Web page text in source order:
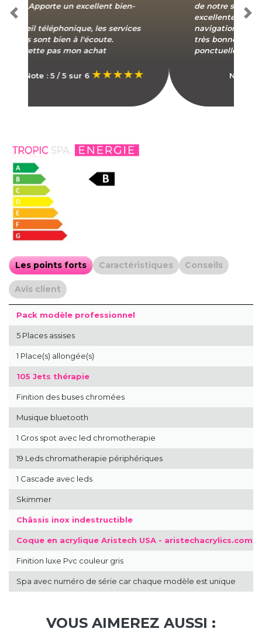
de notre spa RX PRO. La qualité est
navigation de votre site internet sont
très bonnes. Bonne réactivité, livraison
ponctuelle et produit de qualité.
Note : 4 / 5 sur 6
Previous
Les points forts Caractéristiques Conseils
Avis client
Pack modèle professionnel
5 Places assises
1 Place(s) allongée(s)
105 Jets thérapie
Finition des buses chromées
Musique bluetooth
1 Gros spot avec led chromotherapie
19 Leds chromatherapie périphériques
1 Cascade avec leds
Skimmer
Châssis inox indestructible
Coque en acrylique Aristech USA - aristechacrylics.com
Finition luxe Pvc couleur gris
Spa avec numéro de série car chaque modèle est unique
VOUS AIMEREZ AUSSI :